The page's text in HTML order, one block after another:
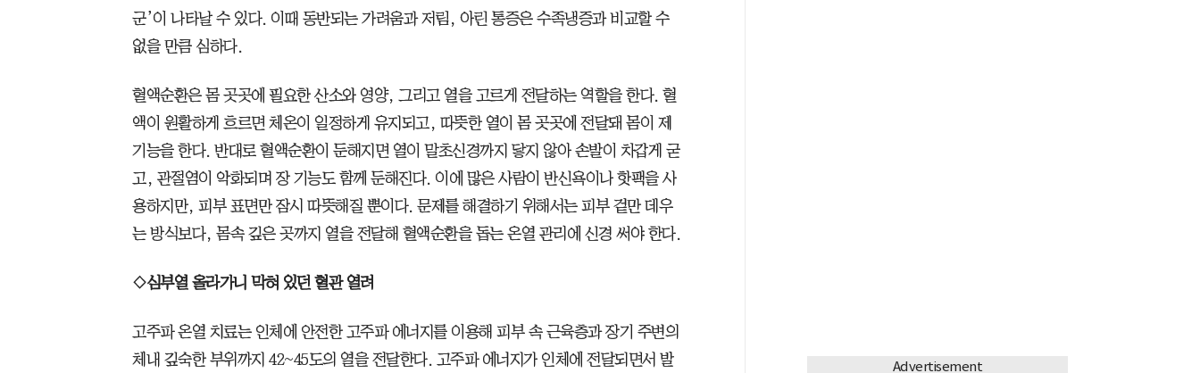
군’이 나타날 수 있다. 이때 동반되는 가려움과 저림, 아린 통증은 수족냉증과 비교할 수
없을 만큼 심하다.
혈액순환은 몸 곳곳에 필요한 산소와 영양, 그리고 열을 고르게 전달하는 역할을 한다. 혈
액이 원활하게 흐르면 체온이 일정하게 유지되고, 따뜻한 열이 몸 곳곳에 전달돼 몸이 제
기능을 한다. 반대로 혈액순환이 둔해지면 열이 말초신경까지 닿지 않아 손발이 차갑게 굳
고, 관절염이 악화되며 장 기능도 함께 둔해진다. 이에 많은 사람이 반신욕이나 핫팩을 사
용하지만, 피부 표면만 잠시 따뜻해질 뿐이다. 문제를 해결하기 위해서는 피부 겉만 데우
는 방식보다, 몸속 깊은 곳까지 열을 전달해 혈액순환을 돕는 온열 관리에 신경 써야 한다.
◇심부열 올라가니 막혀 있던 혈관 열려
고주파 온열 치료는 인체에 안전한 고주파 에너지를 이용해 피부 속 근육층과 장기 주변의
체내 깊숙한 부위까지 42~45도의 열을 전달한다. 고주파 에너지가 인체에 전달되면서 발